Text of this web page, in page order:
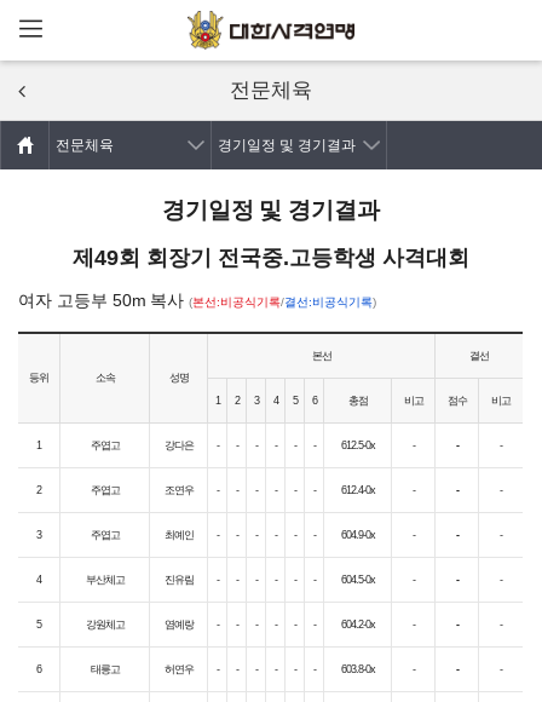
주요콘텐츠로
전문체육
전문체육 경기일정 및 경기결과
경기일정 및 경기결과
제49회 회장기 전국중.고등학생 사격대회
여자 고등부 50m 복사(본선:비공식기록/결선:비공식기록)
등위 소속 성명
본선 결선
1 2 3 4 5 6 총점 비고 점수 비고
1 주엽고 강다은 - - - - - - 612.5-0x - - -
2 주엽고 조연우 - - - - - - 612.4-0x - - -
3 주엽고 최예인 - - - - - - 604.9-0x - - -
4 부산체고 진유림 - - - - - - 604.5-0x - - -
5 강원체고 염예랑 - - - - - - 604.2-0x - - -
6 태릉고 허연우 - - - - - - 603.8-0x - - -